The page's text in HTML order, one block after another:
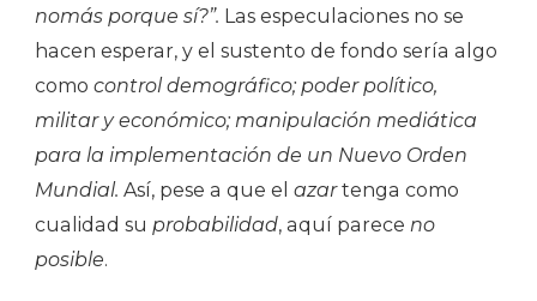
nomás porque sí?”. Las especulaciones no se
hacen esperar, y el sustento de fondo sería algo
como control demográfico; poder político,
militar y económico; manipulación mediática
para la implementación de un Nuevo Orden
Mundial. Así, pese a que el azartenga como
cualidad su probabilidad, aquí parece no
posible.